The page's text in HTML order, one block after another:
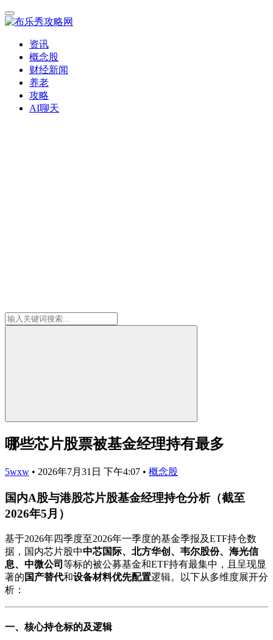
资讯
概念股
财经新闻
养老
攻略
AI聊天
哪些芯片股票被基金经理持有最多
5wxw • 2026年7月31日 下午4:07 • 概念股
国内A股与港股芯片股基金经理持仓分析（截至
2026年5月）
基于2026年四季度至2026年一季度的基金季报及ETF持仓数
据，国内芯片股中中芯国际、北方华创、韦尔股份、海光信
息、中微公司 等标的被公募基金和ETF持有最集中，且呈现显
著的 国产替代和设备材料优先配置逻辑。以下从多维度展开分
析：
一、核心持仓标的及逻辑